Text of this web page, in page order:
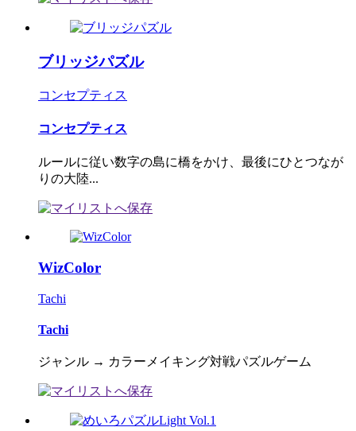
ブリッジパズル
コンセプティス
コンセプティス
ルールに従い数字の島に橋をかけ、最後にひとつなが
りの大陸...
WizColor
Tachi
Tachi
ジャンル → カラーメイキング対戦パズルゲーム